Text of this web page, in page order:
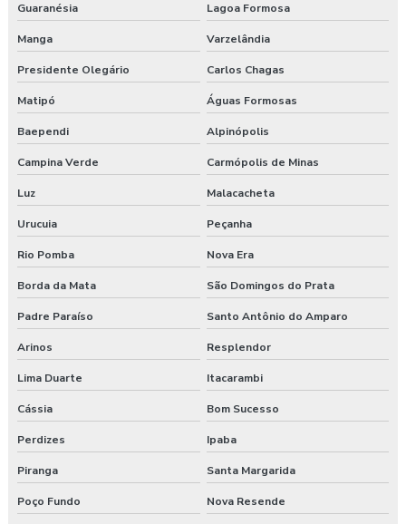
Guaranésia Lagoa Formosa
Manga Varzelândia
Presidente Olegário Carlos Chagas
Matipó Águas Formosas
Baependi Alpinópolis
Campina Verde Carmópolis de Minas
Luz Malacacheta
Urucuia Peçanha
Rio Pomba Nova Era
Borda da Mata São Domingos do Prata
Padre Paraíso Santo Antônio do Amparo
Arinos Resplendor
Lima Duarte Itacarambi
Cássia Bom Sucesso
Perdizes Ipaba
Piranga Santa Margarida
Poço Fundo Nova Resende